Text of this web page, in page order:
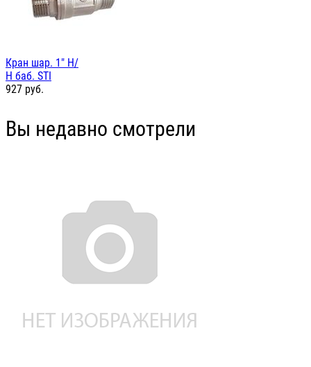
Кран шар. 1" Н/
Н баб. STI
927 руб.
Вы недавно смотрели